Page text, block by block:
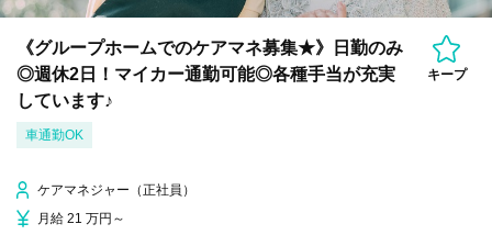
《グループホームでのケアマネ募集★》日勤のみ
◎週休2日！マイカー通勤可能◎各種手当が充実
しています♪
キープ
車通勤OK
ケアマネジャー（正社員）
月給 21 万円～